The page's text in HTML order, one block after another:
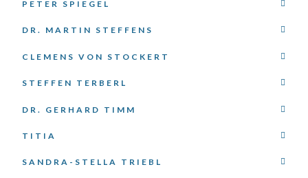
PETER SPIEGEL
DR. MARTIN STEFFENS
CLEMENS VON STOCKERT
STEFFEN TERBERL
DR. GERHARD TIMM
TITIA
SANDRA-STELLA TRIEBL